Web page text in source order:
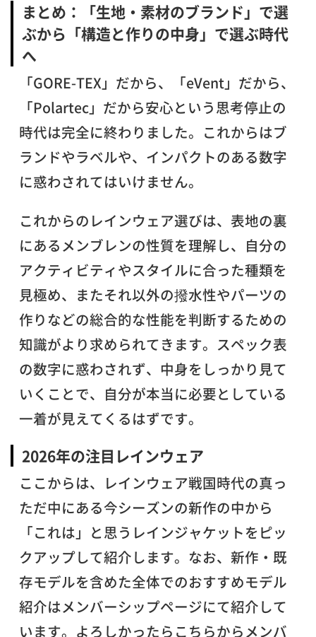
まとめ：「生地・素材のブランド」で選
ぶから「構造と作りの中身」で選ぶ時代
へ
「GORE-TEX」だから、「eVent」だから、
「Polartec」だから安心という思考停止の
時代は完全に終わりました。これからはブ
ランドやラベルや、インパクトのある数字
に惑わされてはいけません。
これからのレインウェア選びは、表地の裏
にあるメンブレンの性質を理解し、自分の
アクティビティやスタイルに合った種類を
見極め、またそれ以外の撥水性やパーツの
作りなどの総合的な性能を判断するための
知識がより求められてきます。スペック表
の数字に惑わされず、中身をしっかり見て
いくことで、自分が本当に必要としている
一着が見えてくるはずです。
2026年の注目レインウェア
ここからは、レインウェア戦国時代の真っ
ただ中にある今シーズンの新作の中から
「これは」と思うレインジャケットをピッ
クアップして紹介します。なお、新作・既
存モデルを含めた全体でのおすすめモデル
紹介はメンバーシップページにて紹介して
います。よろしかったらこちらからメンバ